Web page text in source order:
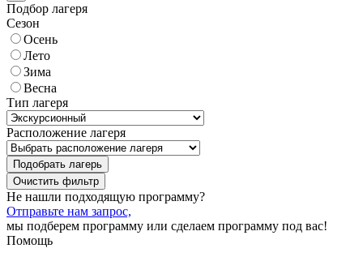
Подбор лагеря
Сезон
Осень
Лето
Зима
Весна
Тип лагеря
Расположение лагеря
Подобрать лагерь
Не нашли подходящую программу?
Отправьте нам запрос,
мы подберем программу или сделаем программу под вас!
Помощь